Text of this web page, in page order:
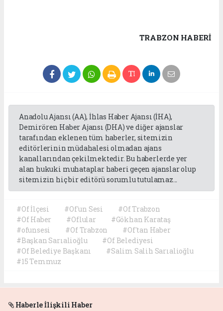
TRABZON HABERİ
Anadolu Ajansı (AA), İhlas Haber Ajansı (İHA),
Demirören Haber Ajansı (DHA) ve diğer ajanslar
tarafından eklenen tüm haberler, sitemizin
editörlerinin müdahalesi olmadan ajans
kanallarından çekilmektedir. Bu haberlerde yer
alan hukuki muhataplar haberi geçen ajanslar olup
sitemizin hiç bir editörü sorumlu tutulamaz...
#Of İlçesi #Of'un Sesi
#Of Trabzon
#Of Haber
#Oflular
#Gökhan Karataş
#ofunsesi
#Of Trabzon
#Of'tan Haber
#Başkan Sarıalioğlu
#Of Belediyesi
#Of Belediye Başkanı
#Salim Salih Sarıalioğlu
#15 Temmuz
Haberle İlişkili Haber